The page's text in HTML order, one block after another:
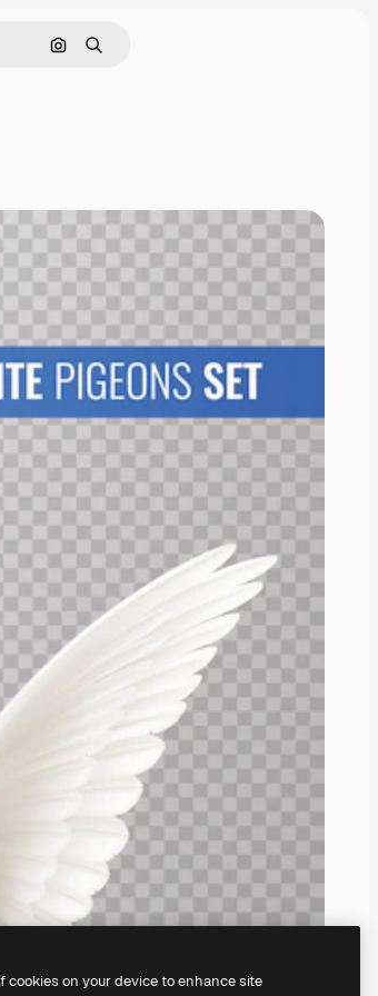
Buscar por imagen
Buscar
cookies on your device to enhance site